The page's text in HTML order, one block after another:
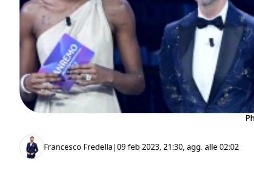
Francesco Fredella|09 feb 2023, 21:30, agg. alle02:02